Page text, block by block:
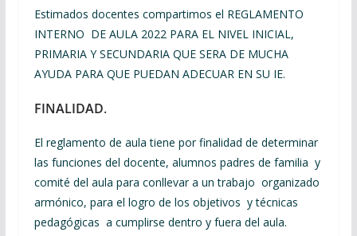
Estimados docentes compartimos el REGLAMENTO
INTERNO DE AULA 2022 PARA EL NIVEL INICIAL,
PRIMARIA Y SECUNDARIA QUE SERA DE MUCHA
AYUDA PARA QUE PUEDAN ADECUAR EN SU IE.
FINALIDAD.
El reglamento de aula tiene por finalidad de determinar
las funciones del docente, alumnos padres de familia y
comité del aula para conllevar a un trabajo organizado
armónico, para el logro de los objetivos y técnicas
pedagógicas a cumplirse dentro y fuera del aula.